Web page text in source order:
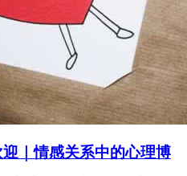
｜情感关系中的心理博